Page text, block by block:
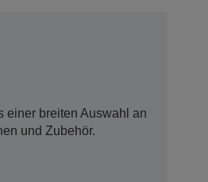
einer breiten Auswahl an
und Zubehör.